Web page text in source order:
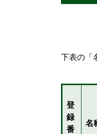
下表の「
登
録
番
名